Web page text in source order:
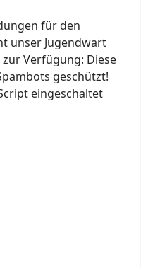
für den
unser Jugendwart
Verfügung: Diese
geschützt!
eingeschaltet